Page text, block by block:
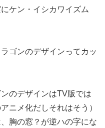
ケン・イシカワイズム
ゴンのデザインってカッ
のデザインはTV版では
ニメ化だしそれはそう）
胸の窓？が逆ハの字にな